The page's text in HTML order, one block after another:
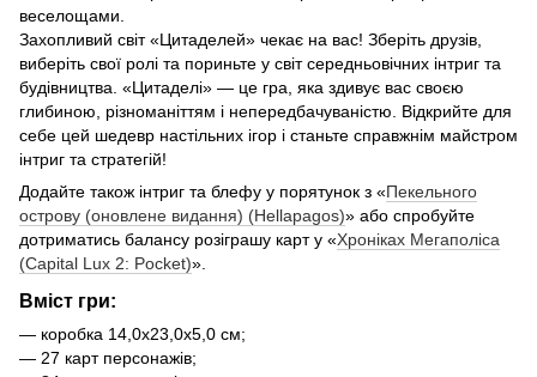
веселощами.
Захопливий світ «Цитаделей» чекає на вас! Зберіть друзів,
виберіть свої ролі та пориньте у світ середньовічних інтриг та
будівництва. «Цитаделі» — це гра, яка здивує вас своєю
глибиною, різноманіттям і непередбачуваністю. Відкрийте для
себе цей шедевр настільних ігор і станьте справжнім майстром
інтриг та стратегій!
Додайте також інтриг та блефу у порятунок з «Пекельного
острову (оновлене видання) (Hellapagos)» або спробуйте
дотриматись балансу розіграшу карт у «Хроніках Мегаполіса
(Capital Lux 2: Pocket)».
Вміст гри:
— коробка 14,0х23,0х5,0 см;
— 27 карт персонажів;